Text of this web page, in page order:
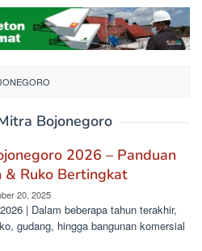
Bojonegoro
2026 – Panduan
& Ruko Bertingkat
20, 2025
| Dalam beberapa tahun terakhir,
gudang, hingga bangunan komersial